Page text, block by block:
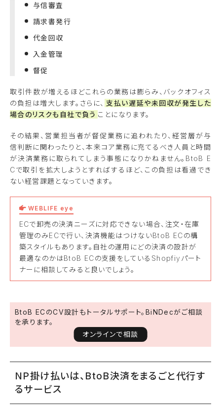
与信審査
請求書発行
代金回収
入金管理
督促
取引件数が増えるほどこれらの業務は膨らみ、バックオフィス
の負担は増大します。さらに、 支払い遅延や未回収が発生した
場合のリスクも自社で負う ことになります。
その結果、営業担当者が督促業務に追われたり、経営層が与
信判断に関わったりと、本来コア業務に充てるべき人員と時間
が決済業務に取られてしまう事態になりかねません。BtoB E
Cで取引を拡大しようとすればするほど、この負担は看過でき
ない経営課題となっていきます。
WEBLIFE eye
ECで卸売の決済ニーズに対応できない場合、注文・在庫
管理のみECで行い、決済機能はつけないBtoB ECの構
築スタイルもあります。自社の運用にどの決済の設計が
最適なのかはBtoB ECの支援をしているShopfiyパート
ナーに相談してみると良いでしょう。
BtoB ECのCV設計もトータルサポート。BiNDecがご相談
を承ります。
オンラインで相談
NP掛け払いは、BtoB決済をまるごと代行す
るサービス